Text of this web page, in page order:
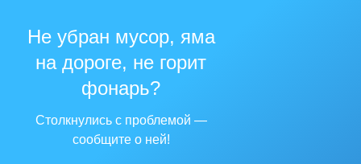
Не убран мусор, яма
на дороге, не горит
фонарь?
Столкнулись с проблемой —
сообщите о ней!